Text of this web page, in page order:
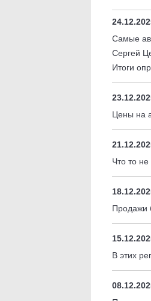
Самые
Сергей
Итоги
Цены на
Что то
Продажи
В этих